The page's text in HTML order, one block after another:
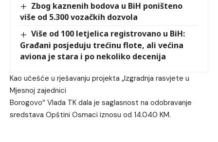
Zbog kaznenih bodova u BiH poništeno
više od 5.300 vozačkih dozvola
Više od 100 letjelica registrovano u BiH:
Građani posjeduju trećinu flote, ali većina
aviona je stara i po nekoliko decenija
Kao učešće u rješavanju projekta „Izgradnja rasvjete u
Mjesnoj zajednici
Borogovo“ Vlada TK dala je saglasnost na odobravanje
sredstava Opštini Osmaci iznosu od 14.040 KM.